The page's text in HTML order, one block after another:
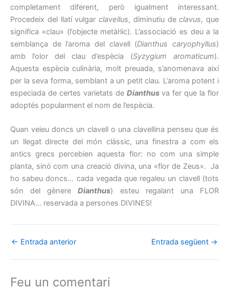
completament diferent, però igualment interessant.
Procedeix del llatí vulgar clavellus, diminutiu declavus, que
significa «clau» (l’objecte metàl·lic). L’associació es deu a la
semblança de l’aroma del clavell (Dianthus caryophyllus)
amb l’olor del clau d’espècia (Syzygium aromaticum).
Aquesta espècia culinària, molt preuada, s’anomenava així
per la seva forma, semblant a un petit clau. L’aroma potent i
especiada de certes varietats de Dianthus va fer que la flor
adoptés popularment el nom de l’espècia.
Quan veieu doncs un clavell o una clavellina penseu que és
un llegat directe del món clàssic, una finestra a com els
antics grecs percebien aquesta flor: no com una simple
planta, sinó com una creació divina, una «flor de Zeus». Ja
ho sabeu doncs… cada vegada que regaleu un clavell (tots
són del gènereDianthus) esteu regalant una FLOR
DIVINA… reservada a persones DIVINES!
← Entrada anterior Entrada següent →
Feu un comentari